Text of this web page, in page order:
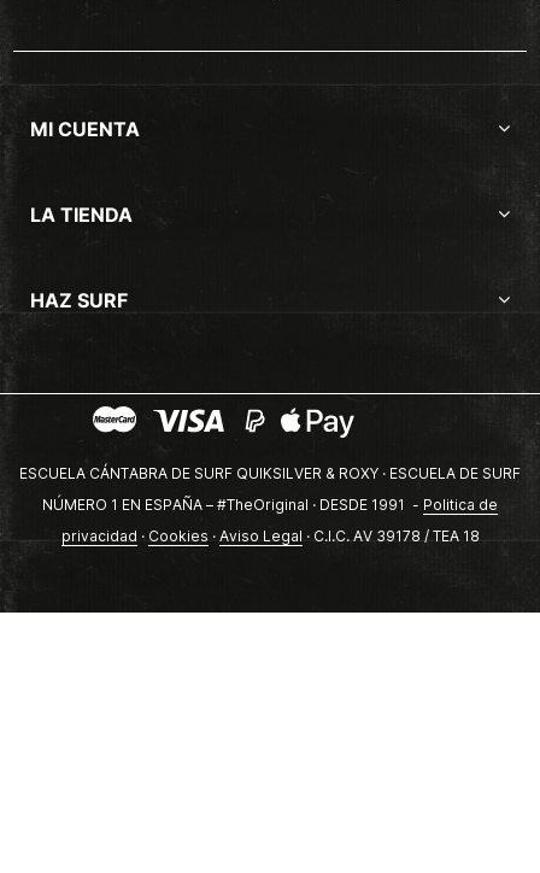
MI CUENTA
LA TIENDA
HAZ SURF
ESCUELA CÁNTABRA DE SURF QUIKSILVER & ROXY · ESCUELA DE SURF
NÚMERO 1 EN ESPAÑA – #TheOriginal · DESDE 1991 - Politica de
privacidad · Cookies · Aviso Legal · C.I.C. AV 39178 / TEA 18